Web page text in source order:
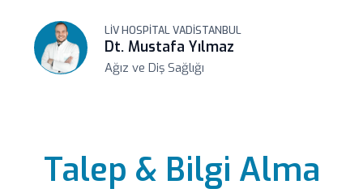
LIV HOSPITAL VADISTANBUL
Dt. Mustafa Yılmaz
Ağız ve Diş Sağlığı
Talep & Bilgi Alma